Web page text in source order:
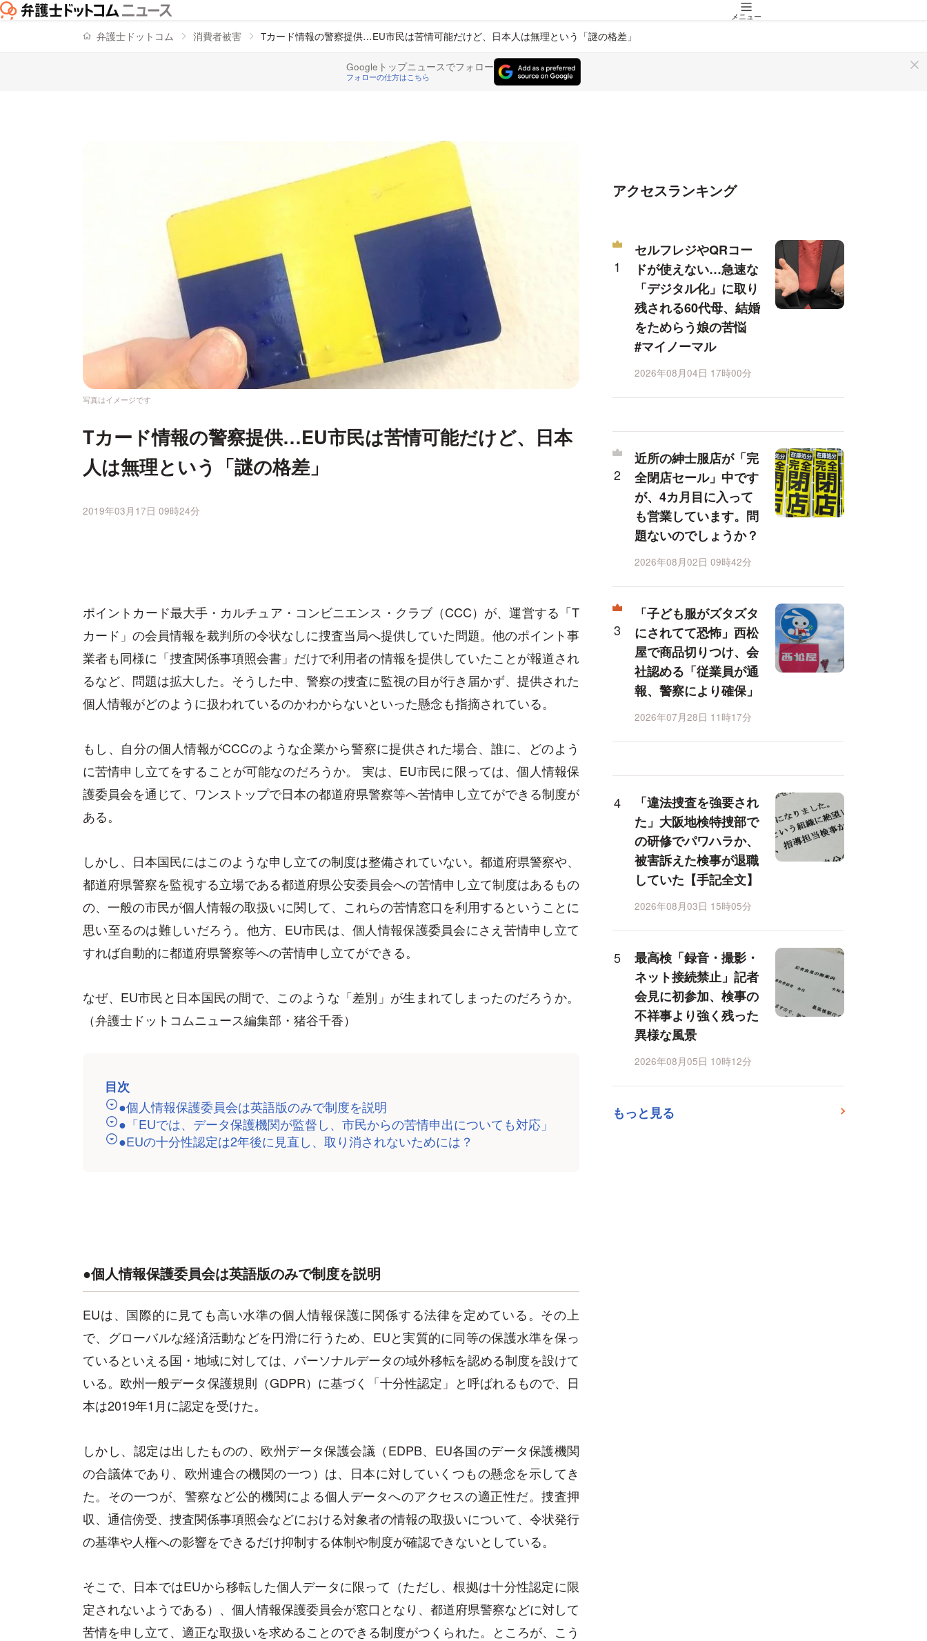
メニュー
弁護士ドットコム 消費者被害 Tカード情報の警察提供…EU市民は苦情可能だけど、日本人は無理という「謎の格差」
Googleトップニュースでフォロー
フォローの仕方はこちら
写真はイメージです
Tカード情報の警察提供…EU市民は苦情可能だけど、日本
人は無理という「謎の格差」
2019年03月17日 09時24分
ポイントカード最大手・カルチュア・コンビニエンス・クラブ（CCC）が、運営する「T
カード」の会員情報を裁判所の令状なしに捜査当局へ提供していた問題。他のポイント事
業者も同様に「捜査関係事項照会書」だけで利用者の情報を提供していたことが報道され
るなど、問題は拡大した。そうした中、警察の捜査に監視の目が行き届かず、提供された
個人情報がどのように扱われているのかわからないといった懸念も指摘されている。
もし、自分の個人情報がCCCのような企業から警察に提供された場合、誰に、どのよう
に苦情申し立てをすることが可能なのだろうか。 実は、EU市民に限っては、個人情報保
護委員会を通じて、ワンストップで日本の都道府県警察等へ苦情申し立てができる制度が
ある。
しかし、日本国民にはこのような申し立ての制度は整備されていない。都道府県警察や、
都道府県警察を監視する立場である都道府県公安委員会への苦情申し立て制度はあるもの
の、一般の市民が個人情報の取扱いに関して、これらの苦情窓口を利用するということに
思い至るのは難しいだろう。他方、EU市民は、個人情報保護委員会にさえ苦情申し立て
すれば自動的に都道府県警察等への苦情申し立てができる。
なぜ、EU市民と日本国民の間で、このような「差別」が生まれてしまったのだろうか。
（弁護士ドットコムニュース編集部・猪谷千香）
目次
●個人情報保護委員会は英語版のみで制度を説明
●「EUでは、データ保護機関が監督し、市民からの苦情申出についても対応」
●EUの十分性認定は2年後に見直し、取り消されないためには？
●個人情報保護委員会は英語版のみで制度を説明
EUは、国際的に見ても高い水準の個人情報保護に関係する法律を定めている。その上
で、グローバルな経済活動などを円滑に行うため、EUと実質的に同等の保護水準を保っ
ているといえる国・地域に対しては、パーソナルデータの域外移転を認める制度を設けて
いる。欧州一般データ保護規則（GDPR）に基づく「十分性認定」と呼ばれるもので、日
本は2019年1月に認定を受けた。
しかし、認定は出したものの、欧州データ保護会議（EDPB、EU各国のデータ保護機関
の合議体であり、欧州連合の機関の一つ）は、日本に対していくつもの懸念を示してき
た。その一つが、警察など公的機関による個人データへのアクセスの適正性だ。捜査押
収、通信傍受、捜査関係事項照会などにおける対象者の情報の取扱いについて、令状発行
の基準や人権への影響をできるだけ抑制する体制や制度が確認できないとしている。
そこで、日本ではEUから移転した個人データに限って（ただし、根拠は十分性認定に限
定されないようである）、個人情報保護委員会が窓口となり、都道府県警察などに対して
苦情を申し立て、適正な取扱いを求めることのできる制度がつくられた。ところが、こう
アクセスランキング
セルフレジやQRコー
ドが使えない…急速な
「デジタル化」に取り
残される60代母、結婚
をためらう娘の苦悩
#マイノーマル
2026年08月04日 17時00分
近所の紳士服店が「完
全閉店セール」中です
が、4カ月目に入って
も営業しています。問
題ないのでしょうか？
2026年08月02日 09時42分
「子ども服がズタズタ
にされてて恐怖」西松
屋で商品切りつけ、会
社認める「従業員が通
報、警察により確保」
2026年07月28日 11時17分
「違法捜査を強要され
た」大阪地検特捜部で
の研修でパワハラか、
被害訴えた検事が退職
していた【手記全文】
2026年08月03日 15時05分
最高検「録音・撮影・
ネット接続禁止」記者
会見に初参加、検事の
不祥事より強く残った
異様な風景
2026年08月05日 10時12分
もっと見る